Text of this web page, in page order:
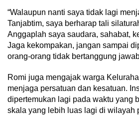
“Walaupun nanti saya tidak lagi
Tanjabtim, saya berharap tali
Anggaplah saya saudara, sahabat,
Jaga kekompakan, jangan sampai
orang-orang tidak bertanggung
Romi juga mengajak warga
menjaga persatuan dan kesatuan.
dipertemukan lagi pada waktu yang
skala yang lebih luas lagi di wilayah